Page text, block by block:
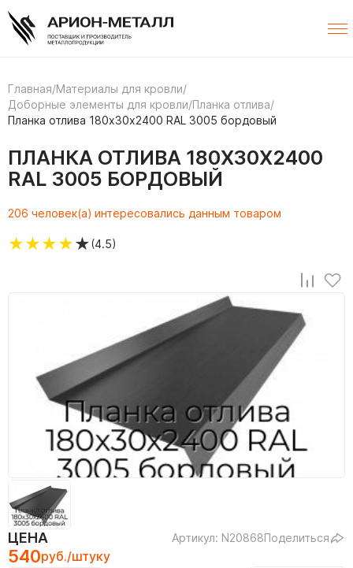
Главная/Материалы для кровли/
Доборные элементы для кровли/Планка отлива/
Планка отлива 180х30х2400 RAL 3005 бордовый
ПЛАНКА ОТЛИВА 180Х30Х2400
RAL 3005 БОРДОВЫЙ
206 человек(а) интересовались данным товаром
★★★★★(4.5)
ЦЕНА Артикул: N20868Поделиться
540руб./штуку